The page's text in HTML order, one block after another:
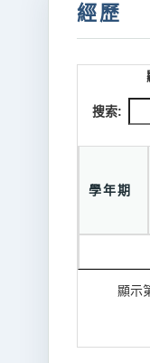
經歷
搜索:
學年期
顯示